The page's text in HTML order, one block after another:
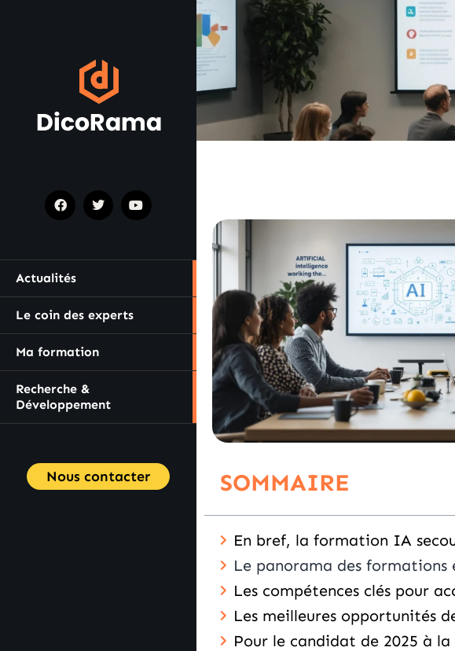
Actualités
Le coin des experts
Ma formation
Recherche &
Développement
Nous contacter SOMMAIRE
En bref, la formation IA
Le panorama des formations
Les compétences clés pour
Les meilleures opportunités
Pour le candidat de 2025 à